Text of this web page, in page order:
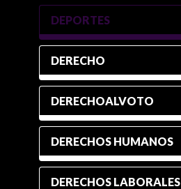
DEPORTES
DERECHO
DERECHOALVOTO
DERECHOS HUMANOS
DERECHOS LABORALES